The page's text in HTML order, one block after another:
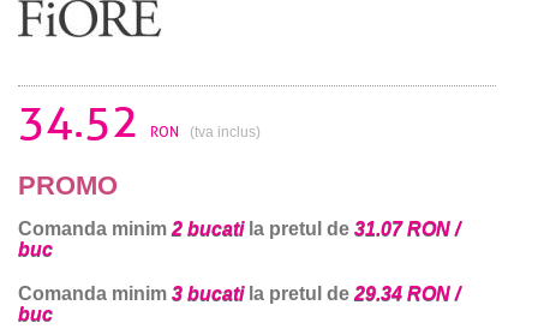
34.52 RON (tva inclus)
PROMO
Comanda minim 2 bucatila pretul de 31.07 RON /
buc
Comanda minim 3 bucatila pretul de 29.34 RON /
buc